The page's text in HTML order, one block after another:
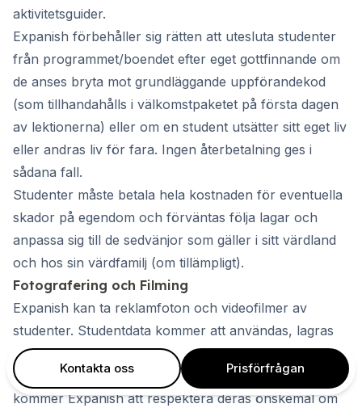
aktivitetsguider.
Expanish förbehåller sig rätten att utesluta studenter
från programmet/boendet efter eget gottfinnande om
de anses bryta mot grundläggande uppförandekod
(som tillhandahålls i välkomstpaketet på första dagen
av lektionerna) eller om en student utsätter sitt eget liv
eller andras liv för fara. Ingen återbetalning ges i
sådana fall.
Studenter måste betala hela kostnaden för eventuella
skador på egendom och förväntas följa lagar och
anpassa sig till de sedvänjor som gäller i sitt värdland
och hos sin värdfamilj (om tillämpligt).
Fotografering och Filming
Expanish kan ta reklamfoton och videofilmer av
studenter. Studentdata kommer att användas, lagras
och skyddas i enlighet med GDPR eller relevant
dataskyddslagstiftning. Om studenter inte vill delta
kommer Expanish att respektera deras önskemål om
Kontakta oss Prisförfrågan